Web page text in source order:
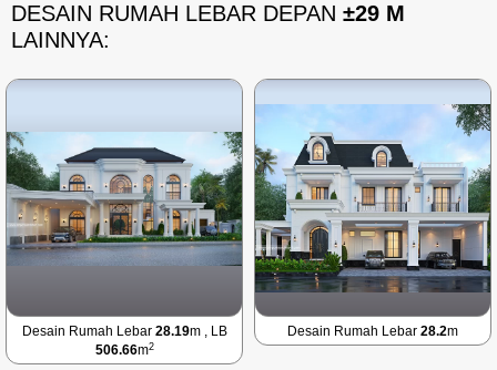
DESAIN RUMAH LEBAR DEPAN ±29 M
LAINNYA:
Desain Rumah Lebar 28.19m , LB
506.66m2
Desain Rumah Lebar 28.2m